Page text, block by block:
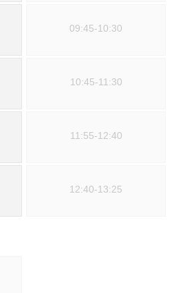
09:45-10:30
10:45-11:30
11:55-12:40
12:40-13:25